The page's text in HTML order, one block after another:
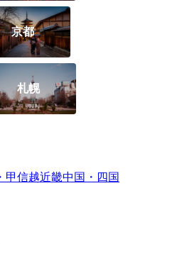
京都
札幌
甲信越近畿中国・四国